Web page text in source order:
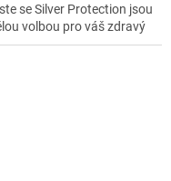
se Silver Protection jsou
volbou pro váš zdravý
i pokud se obáváte